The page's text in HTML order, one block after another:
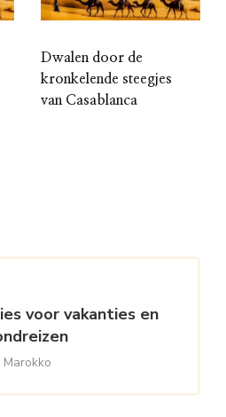
Dwalen door de
kronkelende steegjes
van Casablanca
voor vakanties en
Marokko